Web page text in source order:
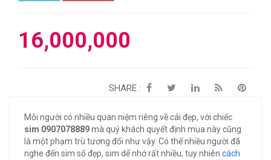
16,000,000
SHARE :
Mỗi người có nhiều quan niệm riêng về cái đẹp, với chiếc
sim 0907078889mà quý khách quyết định mua này cũng
là một phạm trù tương đối như vậy. Có thế nhiều người đã
nghe đến sim số đẹp, sim dể nhớ rất nhiều, tuy nhiên cách